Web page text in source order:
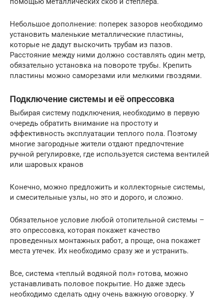
Небольшое дополнение: поперек зазоров необходимо
установить маленькие металлические пластины,
которые не дадут выскочить трубам из пазов.
Расстояние между ними должно составлять один метр,
обязательно установка на повороте трубы. Крепить
пластины можно саморезами или мелкими гвоздями.
Подключение системы и её опрессовка
Выбирая систему подключения, необходимо в первую
очередь обратить внимание на простоту и
эффективность эксплуатации теплого пола. Поэтому
многие загородные жители отдают предпочтение
ручной регулировке, где используется система вентилей
или шаровых кранов
Конечно, можно предложить и коллекторные системы,
и смесительные узлы, но это и дорого, и сложно.
Обязательное условие любой отопительной системы –
это опрессовка, которая покажет качество
проведенных монтажных работ, а проще, она покажет
места утечек. Их необходимо сразу же и устранить.
Все, система «теплый водяной пол» готова, можно
устанавливать половое покрытие. Но даже здесь
необходимо сделать одну очень важную оговорку. У